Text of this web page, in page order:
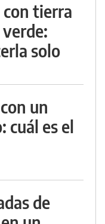
con tierra
solo
un
cuál es el
de